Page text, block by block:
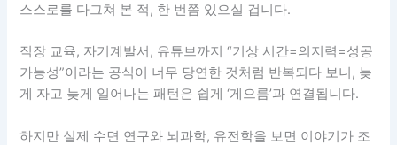
스스로를 다그쳐 본 적, 한 번쯤 있으실 겁니다.
직장 교육, 자기계발서, 유튜브까지 “기상 시간=의지력=성공
가능성”이라는 공식이 너무 당연한 것처럼 반복되다 보니, 늦
게 자고 늦게 일어나는 패턴은 쉽게 ‘게으름’과 연결됩니다.
하지만 실제 수면 연구와 뇌과학, 유전학을 보면 이야기가 조